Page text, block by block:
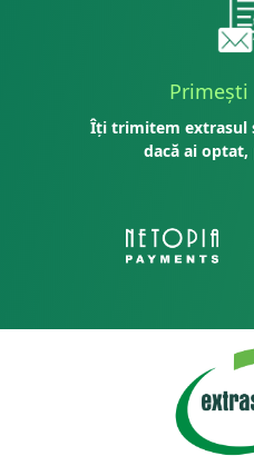
Primești
Îți trimitem extrasul
dacă ai optat,